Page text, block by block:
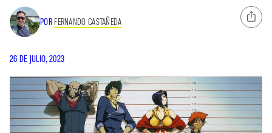
POR FERNANDO CASTAÑEDA
26 DE JULIO, 2023